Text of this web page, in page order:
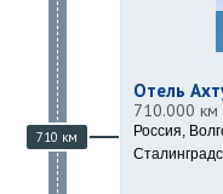
710 км
Отель
710.000 км
Россия,